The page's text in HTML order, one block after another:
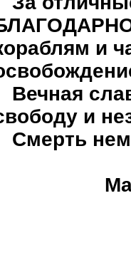
и
Вечная
и
Смерть